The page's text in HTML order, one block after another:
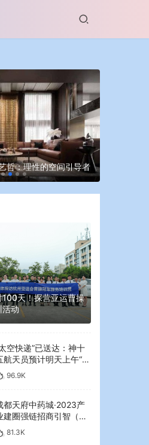
哲：理性的空间引导者
天！探营亚运曹操
活动
空快递”已送达：神十
航天员预计明天上午“拆
递”
96.9K
都天府中药城·2023产
建圈强链招商引智（大
区）专场推介会在广州
行
81.3K